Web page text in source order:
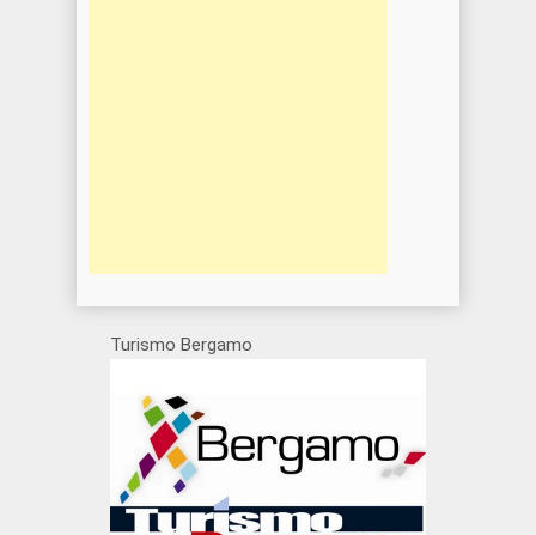
Turismo Bergamo